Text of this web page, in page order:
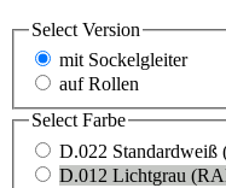
Select Version
mit Sockelgleiter
auf Rollen
SelectFarbe
D.022
D.012 Lichtgrau